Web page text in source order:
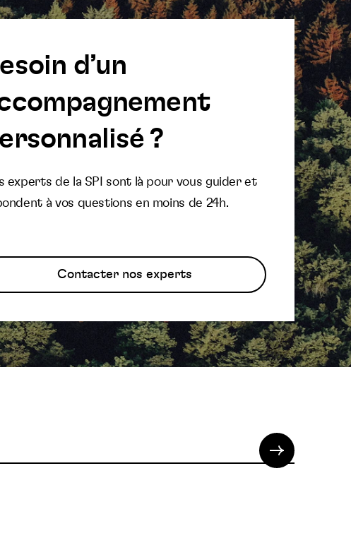
d’un
?
experts de la SPI sont là pour vous guider et
à vos questions en moins de 24h.
Contacter nos experts